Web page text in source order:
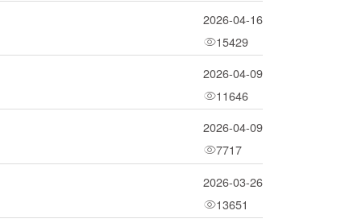
2026-04-16
15429
2026-04-09
11646
2026-04-09
7717
2026-03-26
13651